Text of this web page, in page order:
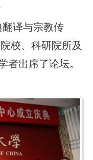
译与宗教传
校、科研院所及
者出席了论坛。